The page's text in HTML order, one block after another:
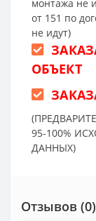
монтажа не
от 151 по
не идут)
ОБЪЕКТ
95-100%
ДАННЫХ)
Отзывов (0)